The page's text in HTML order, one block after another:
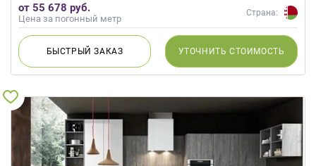
от 55 678 руб.
Цена за погонный метр
Страна:
БЫСТРЫЙЗАКАЗ УТОЧНИТЬ СТОИМОСТЬ